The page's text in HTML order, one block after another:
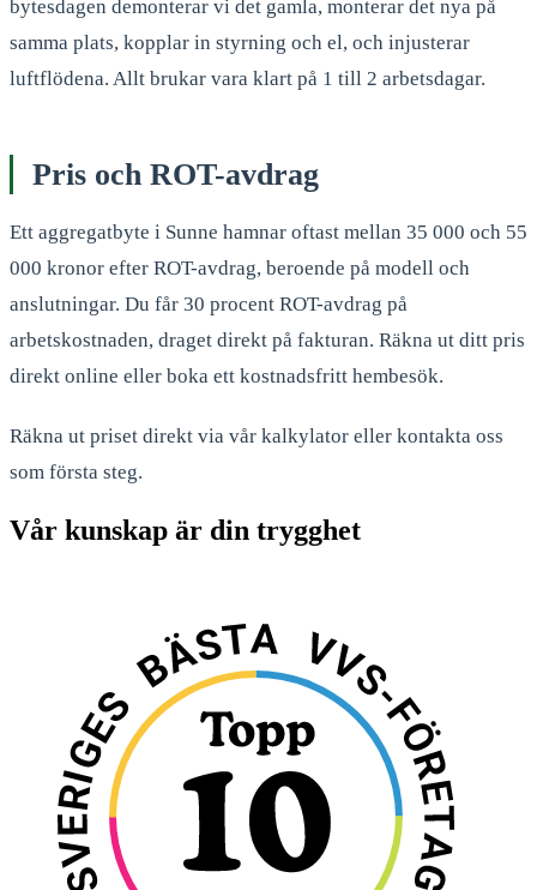
bytesdagen demonterar vi det gamla, monterar det nya på
samma plats, kopplar in styrning och el, och injusterar
luftflödena. Allt brukar vara klart på 1 till 2 arbetsdagar.
Pris och ROT-avdrag
Ett aggregatbyte i Sunne hamnar oftast mellan 35 000 och 55
000 kronor efter ROT-avdrag, beroende på modell och
anslutningar. Du får 30 procent ROT-avdrag på
arbetskostnaden, draget direkt på fakturan. Räkna ut ditt pris
direkt online eller boka ett kostnadsfritt hembesök.
Räkna ut priset direkt via vår kalkylator eller kontakta oss
som första steg.
Vår kunskap är din trygghet